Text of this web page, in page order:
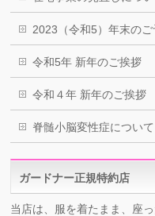
2023（令和5）年末のご
令和5年 新年のご挨拶
令和４年 新年のご挨拶
脊髄小脳変性症について
ガードナー正規特約店
当店は、服を着たまま、座